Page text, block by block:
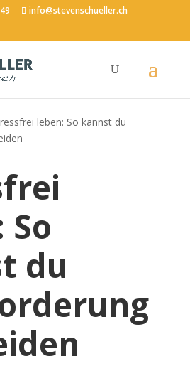
info@stevenschueller.ch
leben: So kannst du
du